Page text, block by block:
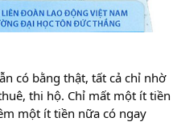
có bằng thật, tất cả chỉ nhờ
thi hộ. Chỉ mất một ít tiền
một ít tiền nữa có ngay